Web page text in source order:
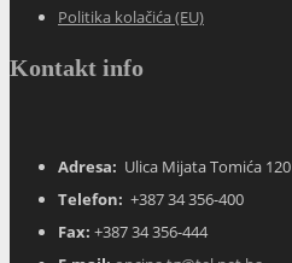
Politika kolačića (EU)
Kontakt info
Adresa: Ulica Mijata Tomića 120
Telefon: +387 34 356-400
Fax: +387 34 356-444